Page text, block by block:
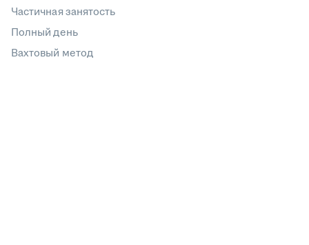
Частичная занятость
Полный день
Вахтовый метод